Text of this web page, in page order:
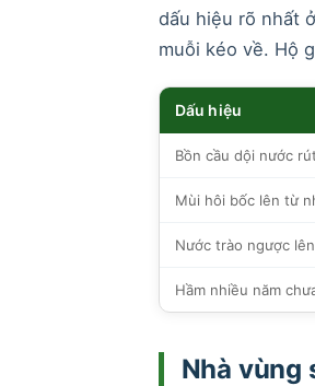
dấu hiệu rõ nhất
muỗi kéo về. Hộ
Dấu hiệu
Bồn cầu dội nước
Mùi hôi bốc lên từ
Nước trào ngược
Hầm nhiều năm
Nhà vùng